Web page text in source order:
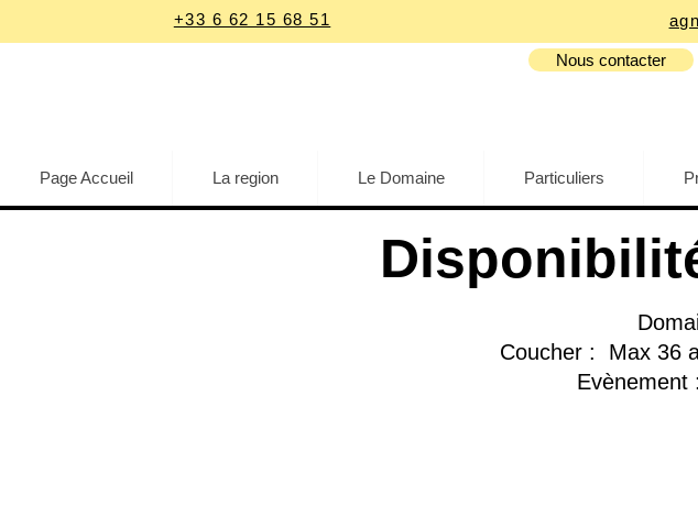
+33 6 62 15 68 51
Nous contacter
Page Accueil La region Le Domaine Particuliers
Coucher : Max 36
Evènement